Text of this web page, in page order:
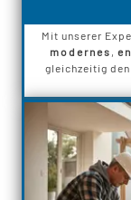
Mit unserer
modernes ,
gleichzeitig den